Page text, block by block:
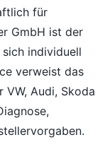
für
GmbH ist der
individuell
verweist das
Audi, Skoda